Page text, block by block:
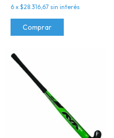
6 x $28.316,67 sin interés
Comprar